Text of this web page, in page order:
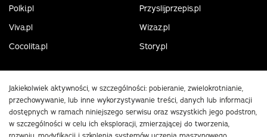
Polki.pl
Przyslijprzepis.pl
Viva.pl
Wizaz.pl
Cocolita.pl
Story.pl
Jakiekolwiek aktywności, w szczególności: pobieranie, zwielokrotnianie,
przechowywanie, lub inne wykorzystywanie treści, danych lub informacji
dostępnych w ramach niniejszego serwisu oraz wszystkich jego podstron,
w szczególności w celu ich eksploracji, zmierzającej do tworzenia,